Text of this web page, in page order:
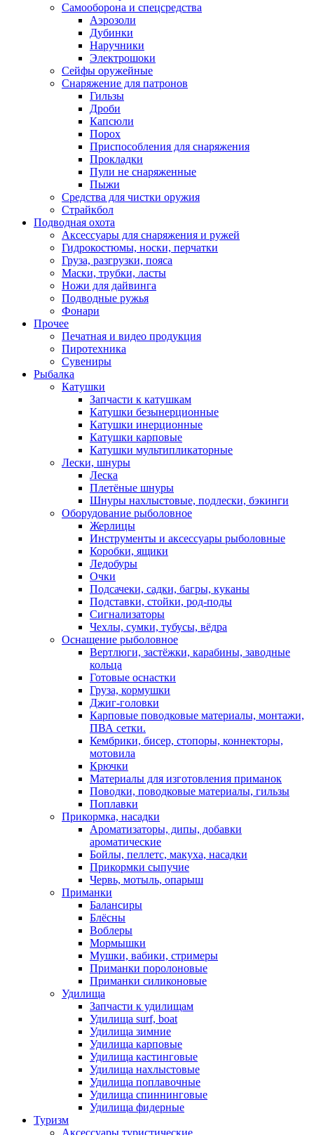
Самооборона и спецсредства
Аэрозоли
Дубинки
Наручники
Электрошоки
Сейфы оружейные
Снаряжение для патронов
Гильзы
Дроби
Капсюли
Порох
Приспособления для снаряжения
Прокладки
Пули не снаряженные
Пыжи
Средства для чистки оружия
Страйкбол
Подводная охота
Аксессуары для снаряжения и ружей
Гидрокостюмы, носки, перчатки
Груза, разгрузки, пояса
Маски, трубки, ласты
Ножи для дайвинга
Подводные ружья
Фонари
Прочее
Печатная и видео продукция
Пиротехника
Сувениры
Рыбалка
Катушки
Запчасти к катушкам
Катушки безынерционные
Катушки инерционные
Катушки карповые
Катушки мультипликаторные
Лески, шнуры
Леска
Плетёные шнуры
Шнуры нахлыстовые, подлески, бэкинги
Оборудование рыболовное
Жерлицы
Инструменты и аксессуары рыболовные
Коробки, ящики
Ледобуры
Очки
Подсачеки, садки, багры, куканы
Подставки, стойки, род-поды
Сигнализаторы
Чехлы, сумки, тубусы, вёдра
Оснащение рыболовное
Вертлюги, застёжки, карабины, заводные
кольца
Готовые оснастки
Груза, кормушки
Джиг-головки
Карповые поводковые материалы, монтажи,
ПВА сетки.
Кембрики, бисер, стопоры, коннекторы,
мотовила
Крючки
Материалы для изготовления приманок
Поводки, поводковые материалы, гильзы
Поплавки
Прикормка, насадки
Ароматизаторы, дипы, добавки
ароматические
Бойлы, пеллетс, макуха, насадки
Прикормки сыпучие
Червь, мотыль, опарыш
Приманки
Балансиры
Блёсны
Воблеры
Мормышки
Мушки, вабики, стримеры
Приманки поролоновые
Приманки силиконовые
Удилища
Запчасти к удилищам
Удилища surf, boat
Удилища зимние
Удилища карповые
Удилища кастинговые
Удилища нахлыстовые
Удилища поплавочные
Удилища спиннинговые
Удилища фидерные
Туризм
Аксессуары туристические